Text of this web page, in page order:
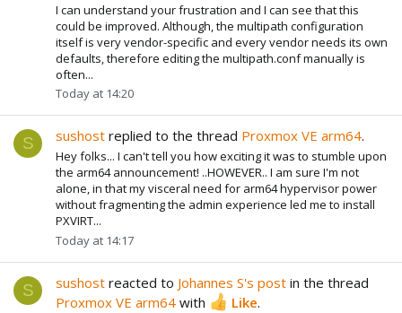
I can understand your frustration and I can see that this
could be improved. Although, the multipath configuration
itself is very vendor-specific and every vendor needs its own
defaults, therefore editing the multipath.conf manually is
often...
Today at 14:20
S sushost replied to the thread Proxmox VE arm64.
Hey folks... I can't tell you how exciting it was to stumble upon
the arm64 announcement! ..HOWEVER.. I am sure I'm not
alone, in that my visceral need for arm64 hypervisor power
without fragmenting the admin experience led me to install
PXVIRT...
Today at 14:17
S sushost reacted to Johannes S's post in the thread
Proxmox VE arm64 with Like.